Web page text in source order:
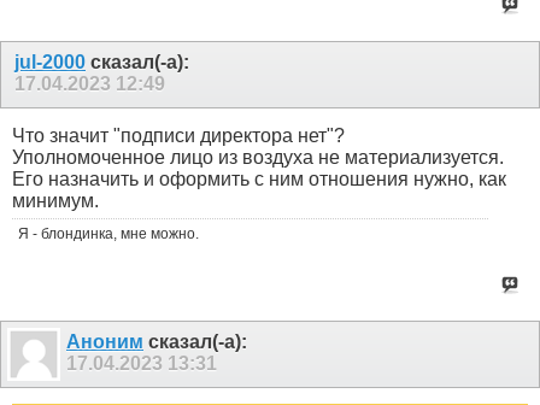
jul-2000 сказал(-а):
17.04.2023 12:49
Что значит "подписи директора нет"?
Уполномоченное лицо из воздуха не материализуется.
Его назначить и оформить с ним отношения нужно, как
минимум.
Я - блондинка, мне можно.
Аноним сказал(-а):
17.04.2023 13:31